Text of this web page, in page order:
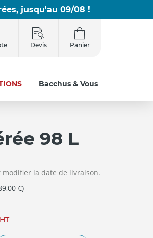
jusqu'au 09/08 !
Devis Panier
Bacchus & Vous
98 L
modifier la date de livraison.
€)
HT